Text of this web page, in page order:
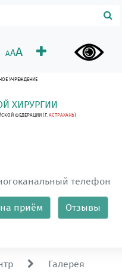
AAA
УЧРЕЖДЕНИЕ
ХИРУРГИИ
ФЕДЕРАЦИИ (Г. АСТРАХАНЬ)
телефон
приём Отзывы
Галерея